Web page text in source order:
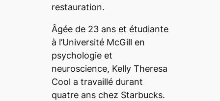
restauration.
Âgée de 23 ans et étudiante
à l’Université McGill en
psychologie et
neuroscience, Kelly Theresa
Cool a travaillé durant
quatre ans chez Starbucks.